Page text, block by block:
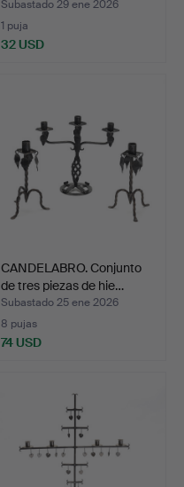
Gelbfound…
Subastado 29 ene 2026
1 puja
32 USD
CANDELABRO. Conjunto
de tres piezas de hie…
Subastado 25 ene 2026
8 pujas
74 USD